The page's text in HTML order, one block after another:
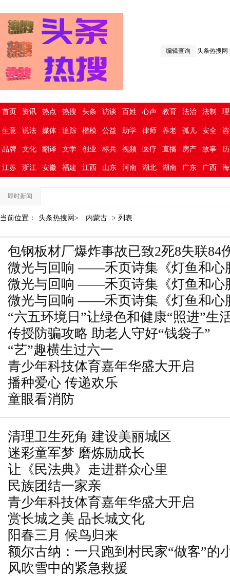
编辑查询 头条热搜网
首页 资讯 热点 热搜 头条 访谈 百姓 心声 教育 法治 法制
生意 说法 媒体 追踪 楷模 公益 助学 律师 养老 孤儿 安全
品牌 文化 翻译 文学 创业 标兵 视频 医疗 直播 房产 故事
江苏 浙江 安徽 福建 江西 山东 河南 湖北 湖南 广东 广西
即时新闻
当前位置： 头条热搜网> 内蒙古 > 列表
包钢板材厂爆炸事故已致2死8失联84
警方采取措施
微光与回响 ——禾页诗集《灯鱼和心
浩特举行
微光与回响 ——禾页诗集《灯鱼和心
浩特举行
微光与回响 ——禾页诗集《灯鱼和心
浩特举行
“六五环境日”让绿色和健康“照进”生
传授防骗攻略 助老人守好“钱袋子”
“艺”趣横生过六一
青少年科技体育嘉年华盛大开启
播种爱心 传递欢乐
童眼看消防
清理卫生死角 建设美丽城区
迷彩童军梦 磨炼励成长
让《民法典》走进群众心里
民族团结一家亲
青少年科技体育嘉年华盛大开启
赏长城之美 品长城文化
阳春三月 候鸟归来
额尔古纳：一只跑到村民家“做客”的
风吹雪中的紧急救援